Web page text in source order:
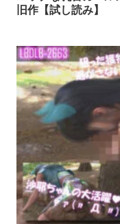
旧作【試し読み】